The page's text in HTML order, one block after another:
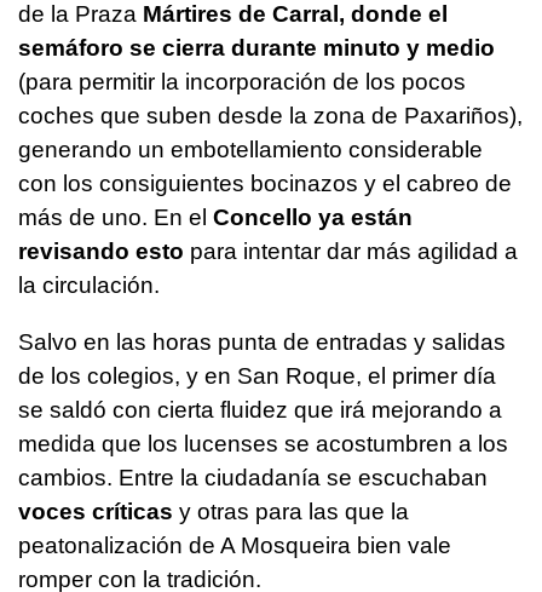
de la Praza Mártires de Carral, donde el
semáforo se cierra durante minuto y medio
(para permitir la incorporación de los pocos
coches que suben desde la zona de Paxariños),
generando un embotellamiento considerable
con los consiguientes bocinazos y el cabreo de
más de uno. En el Concello ya están
revisando esto para intentar dar más agilidad a
la circulación.
Salvo en las horas punta de entradas y salidas
de los colegios, y en San Roque, el primer día
se saldó con cierta fluidez que irá mejorando a
medida que los lucenses se acostumbren a los
cambios. Entre la ciudadanía se escuchaban
voces críticas y otras para las que la
peatonalización de A Mosqueira bien vale
romper con la tradición.